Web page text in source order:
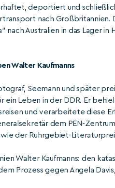
deportiert und
nach Großbritannien.
nach Australien in das Lager
Walter Kaufmanns
Seemann und später
Leben in der DDR. Er
und verarbeitete diese
dem PEN-
der Ruhrgebiet-
Walter Kaufmanns: den
Prozess gegen Angela